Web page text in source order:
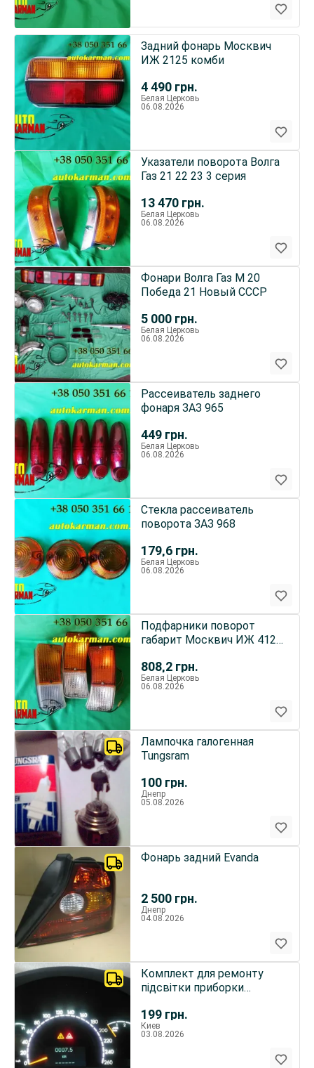
4 490 грн.
Задний фонарь Москвич
ИЖ 2125 комби
Белая Церковь
06.08.2026
13 470 грн.
Указатели поворота Волга
Газ 21 22 23 3 серия
Белая Церковь
06.08.2026
5 000 грн.
Фонари Волга Газ М 20
Победа 21 Новый СССР
Белая Церковь
06.08.2026
449 грн.
Рассеиватель заднего
фонаря ЗАЗ 965
Белая Церковь
06.08.2026
179,6 грн.
Стекла рассеиватель
поворота ЗАЗ 968
Белая Церковь
06.08.2026
808,2 грн.
Подфарники поворот
габарит Москвич ИЖ 412
Белая Церковь
06.08.2026
100 грн.
Лампочка галогенная
Tungsram
Днепр
05.08.2026
2 500 грн.
Фонарь задний Evanda
Днепр
04.08.2026
199 грн.
Комплект для ремонту
підсвітки приборки
Киев
03.08.2026